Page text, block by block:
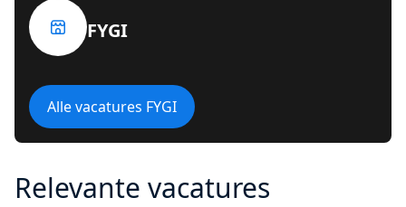
FYGI
Alle vacatures FYGI
Relevante vacatures